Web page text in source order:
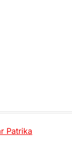
Patrika